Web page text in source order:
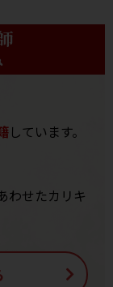
しています。
わせたカリキ